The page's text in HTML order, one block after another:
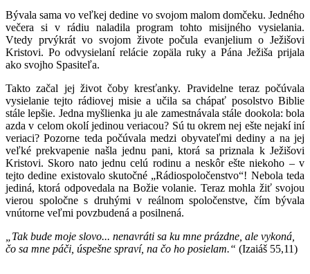
Bývala sama vo veľkej dedine vo svojom malom domčeku. Jedného
večera si v rádiu naladila program tohto misijného vysielania.
Vtedy prvýkrát vo svojom živote počula evanjelium o Ježišovi
Kristovi. Po odvysielaní relácie zopäla ruky a Pána Ježiša prijala
ako svojho Spasiteľa.
Takto začal jej život čoby kresťanky. Pravidelne teraz počúvala
vysielanie tejto rádiovej misie a učila sa chápať posolstvo Biblie
stále lepšie. Jedna myšlienka ju ale zamestnávala stále dookola: bola
azda v celom okolí jedinou veriacou? Sú tu okrem nej ešte nejakí iní
veriaci? Pozorne teda počúvala medzi obyvateľmi dediny a na jej
veľké prekvapenie našla jednu pani, ktorá sa priznala k Ježišovi
Kristovi. Skoro nato jednu celú rodinu a neskôr ešte niekoho – v
tejto dedine existovalo skutočné „Rádiospoločenstvo“! Nebola teda
jediná, ktorá odpovedala na Božie volanie. Teraz mohla žiť svojou
vierou spoločne s druhými v reálnom spoločenstve, čím bývala
vnútorne veľmi povzbudená a posilnená.
„Tak bude moje slovo... nenavráti sa ku mne prázdne, ale vykoná,
čo sa mne páči, úspešne spraví, na čo ho posielam.“ (Izaiáš 55,11)